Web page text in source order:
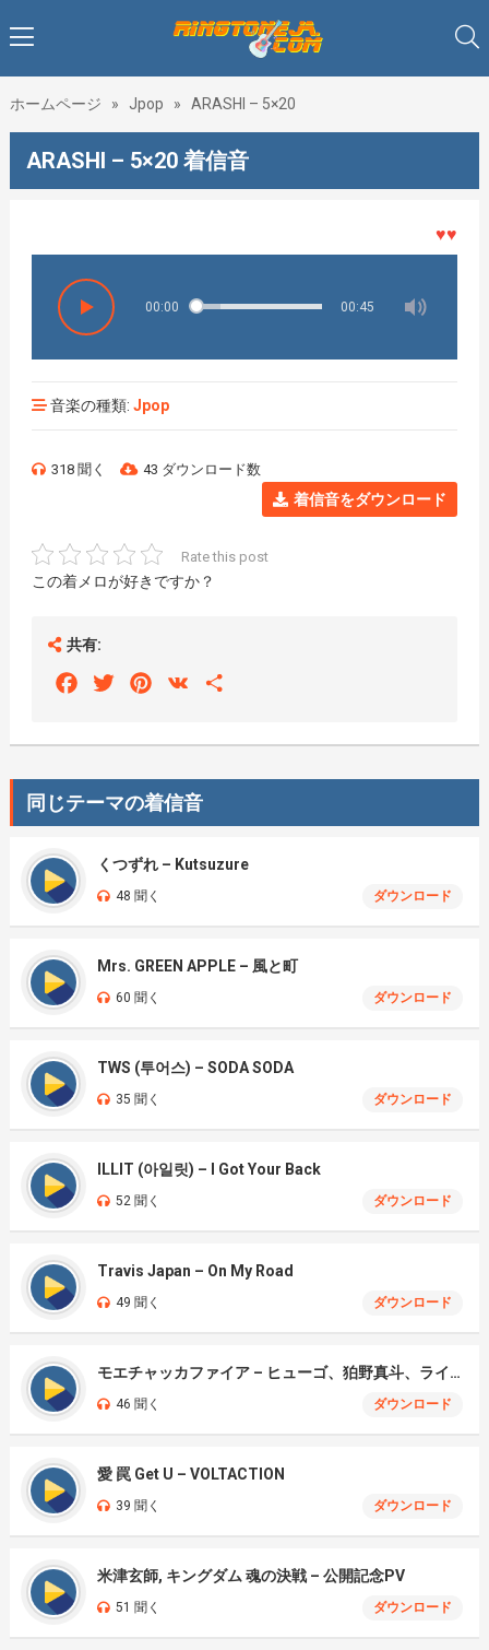
ホームページ » Jpop » ARASHI – 5×20
ARASHI – 5×20 着信音
♥♥♥着メ
00:00 00:45
音楽の種類: Jpop
318 聞く 43 ダウンロード数
着信音をダウンロード
Rate this post
この着メロが好きですか？
共有:
FacebookTwitterPinterest
VK
同じテーマの着信音
くつずれ – Kutsuzure
48 聞く ダウンロード
Mrs. GREEN APPLE – 風と町
60 聞く ダウンロード
TWS (투어스) – SODA SODA
35 聞く ダウンロード
ILLIT (아일릿) – I Got Your Back
52 聞く ダウンロード
Travis Japan – On My Road
49 聞く ダウンロード
モエチャッカファイア – ヒューゴ、狛野真斗、ライト、セヴェリアン (Cover )
46 聞く ダウンロード
愛 罠 Get U – VOLTACTION
39 聞く ダウンロード
米津玄師, キングダム 魂の決戦 – 公開記念PV
51 聞く ダウンロード